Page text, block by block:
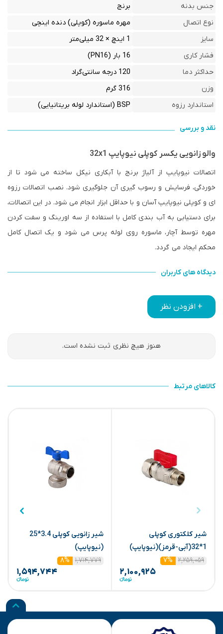
جنس بدنه
برنج
نوع اتصال
مهره ماسوره (کوپلی) دنده اینچی
سایز
1 اینچ × 32 میلی‌متر
فشار کاری
16 بار (PN16)
حداکثر دما
120 درجه سانتی‌گراد
وزن
316 گرم
استاندارد رزوه
BSP (استاندارد لوله بریتانیایی)
نقد و بررسی
والو زانویی یکسر کوپلی نیوپایپ 32x1
اتصالات نیوپایپ از آلیاژ برنج با آبکاری نیکل ساخته می شود تا از
خوردگی، فرسایش و رسوب گیری آن جلوگیری شود. نصب اتصالات رزوه
ای و کوپلی نیوپایپ آسان و با حداقل ابزار انجام می شود. در این اتصالات،
برای دستیابی به آب بندی کامل با استفاده از سه اورینگ و سفت کردن
مهره توسط آچار، ماسوره روی لوله پرس می شود و یک اتصال کامل
محکم ایجاد می گردد.
دیدگاه های کاربران
+ افزودن نظر
هنوز هیچ نظری ثبت نشده است.
کالاهای مرتبط
شیر کلکتوری کوپلی
1*32(آبی-قرمز)(نیوپایپ)
۲,۲۵۹,۰۵۹
۷%
۲,۱۰۰,۹۲۵
شیر زانویی کوپلی 3.4*25
(نیوپایپ)
۱,۷۱۴,۷۷۹
۸%
۱,۵۹۴,۷۴۴